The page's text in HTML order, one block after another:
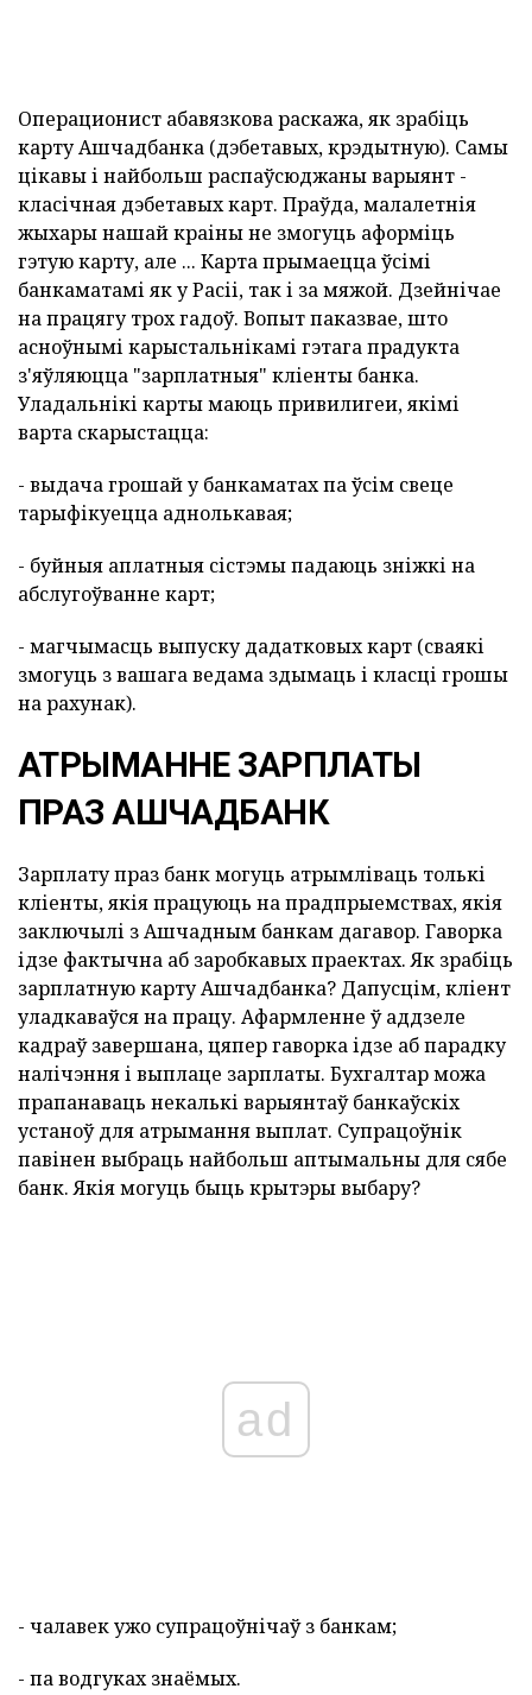
Операционист абавязкова раскажа, як зрабіць
карту Ашчадбанка (дэбетавых, крэдытную). Самы
цікавы і найбольш распаўсюджаны варыянт -
класічная дэбетавых карт. Праўда, малалетнія
жыхары нашай краіны не змогуць аформіць
гэтую карту, але ... Карта прымаецца ўсімі
банкаматамі як у Расіі, так і за мяжой. Дзейнічае
на працягу трох гадоў. Вопыт паказвае, што
асноўнымі карыстальнікамі гэтага прадукта
з'яўляюцца "зарплатныя" кліенты банка.
Уладальнікі карты маюць привилигеи, якімі
варта скарыстацца:
- выдача грошай у банкаматах па ўсім свеце
тарыфікуецца аднолькавая;
- буйныя аплатныя сістэмы падаюць зніжкі на
абслугоўванне карт;
- магчымасць выпуску дадатковых карт (сваякі
змогуць з вашага ведама здымаць і класці грошы
на рахунак).
АТРЫМАННЕ ЗАРПЛАТЫ
ПРАЗ АШЧАДБАНК
Зарплату праз банк могуць атрымліваць толькі
кліенты, якія працуюць на прадпрыемствах, якія
заключылі з Ашчадным банкам дагавор. Гаворка
ідзе фактычна аб заробкавых праектах. Як зрабіць
зарплатную карту Ашчадбанка? Дапусцім, кліент
уладкаваўся на працу. Афармленне ў аддзеле
кадраў завершана, цяпер гаворка ідзе аб парадку
налічэння і выплаце зарплаты. Бухгалтар можа
прапанаваць некалькі варыянтаў банкаўскіх
устаноў для атрымання выплат. Супрацоўнік
павінен выбраць найбольш аптымальны для сябе
банк. Якія могуць быць крытэры выбару?
ad
- чалавек ужо супрацоўнічаў з банкам;
- па водгуках знаёмых.